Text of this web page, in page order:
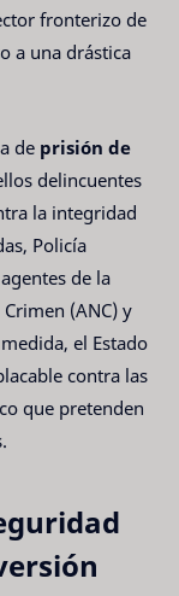
fronterizo de
a una drástica
de prisión de
delincuentes
la integridad
Policía
de la
(ANC) y
el Estado
contra las
que pretenden